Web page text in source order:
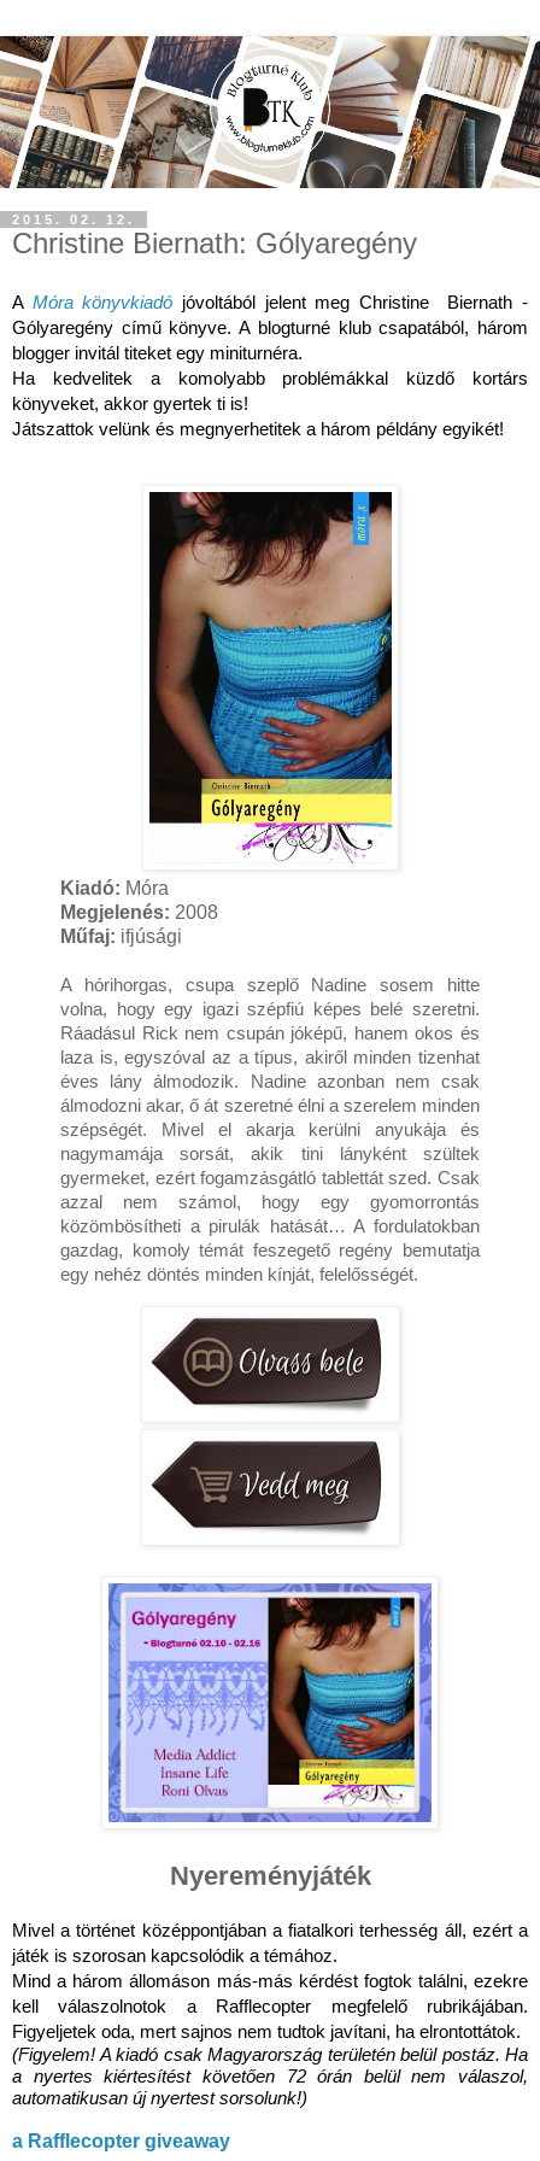
2015. 02. 12.
Christine Biernath: Gólyaregény
A Móra könyvkiadó jóvoltából jelent meg Christine  Biernath -
Gólyaregény című könyve. A blogturné klub csapatából, három
blogger invitál titeket egy miniturnéra.
Ha kedvelitek a komolyabb problémákkal küzdő kortárs
könyveket, akkor gyertek ti is!
Játszattok velünk és megnyerhetitek a három példány egyikét!
Kiadó: Móra
Megjelenés: 2008
Műfaj: ifjúsági
A hórihorgas, csupa szeplő Nadine sosem hitte
volna, hogy egy igazi szépfiú képes belé szeretni.
Ráadásul Rick nem csupán jóképű, hanem okos és
laza is, egyszóval az a típus, akiről minden tizenhat
éves lány álmodozik. Nadine azonban nem csak
álmodozni akar, ő át szeretné élni a szerelem minden
szépségét. Mivel el akarja kerülni anyukája és
nagymamája sorsát, akik tini lányként szültek
gyermeket, ezért fogamzásgátló tablettát szed. Csak
azzal nem számol, hogy egy gyomorrontás
közömbösítheti a pirulák hatását… A fordulatokban
gazdag, komoly témát feszegető regény bemutatja
egy nehéz döntés minden kínját, felelősségét.
Nyereményjáték
Mivel a történet középpontjában a fiatalkori terhesség áll, ezért a
játék is szorosan kapcsolódik a témához.
Mind a három állomáson más-más kérdést fogtok találni, ezekre
kell válaszolnotok a Rafflecopter megfelelő rubrikájában.
Figyeljetek oda, mert sajnos nem tudtok javítani, ha elrontottátok.
(Figyelem! A kiadó csak Magyarország területén belül postáz. Ha
a nyertes kiértesítést követően 72 órán belül nem válaszol,
automatikusan új nyertest sorsolunk!)
a Rafflecopter giveaway